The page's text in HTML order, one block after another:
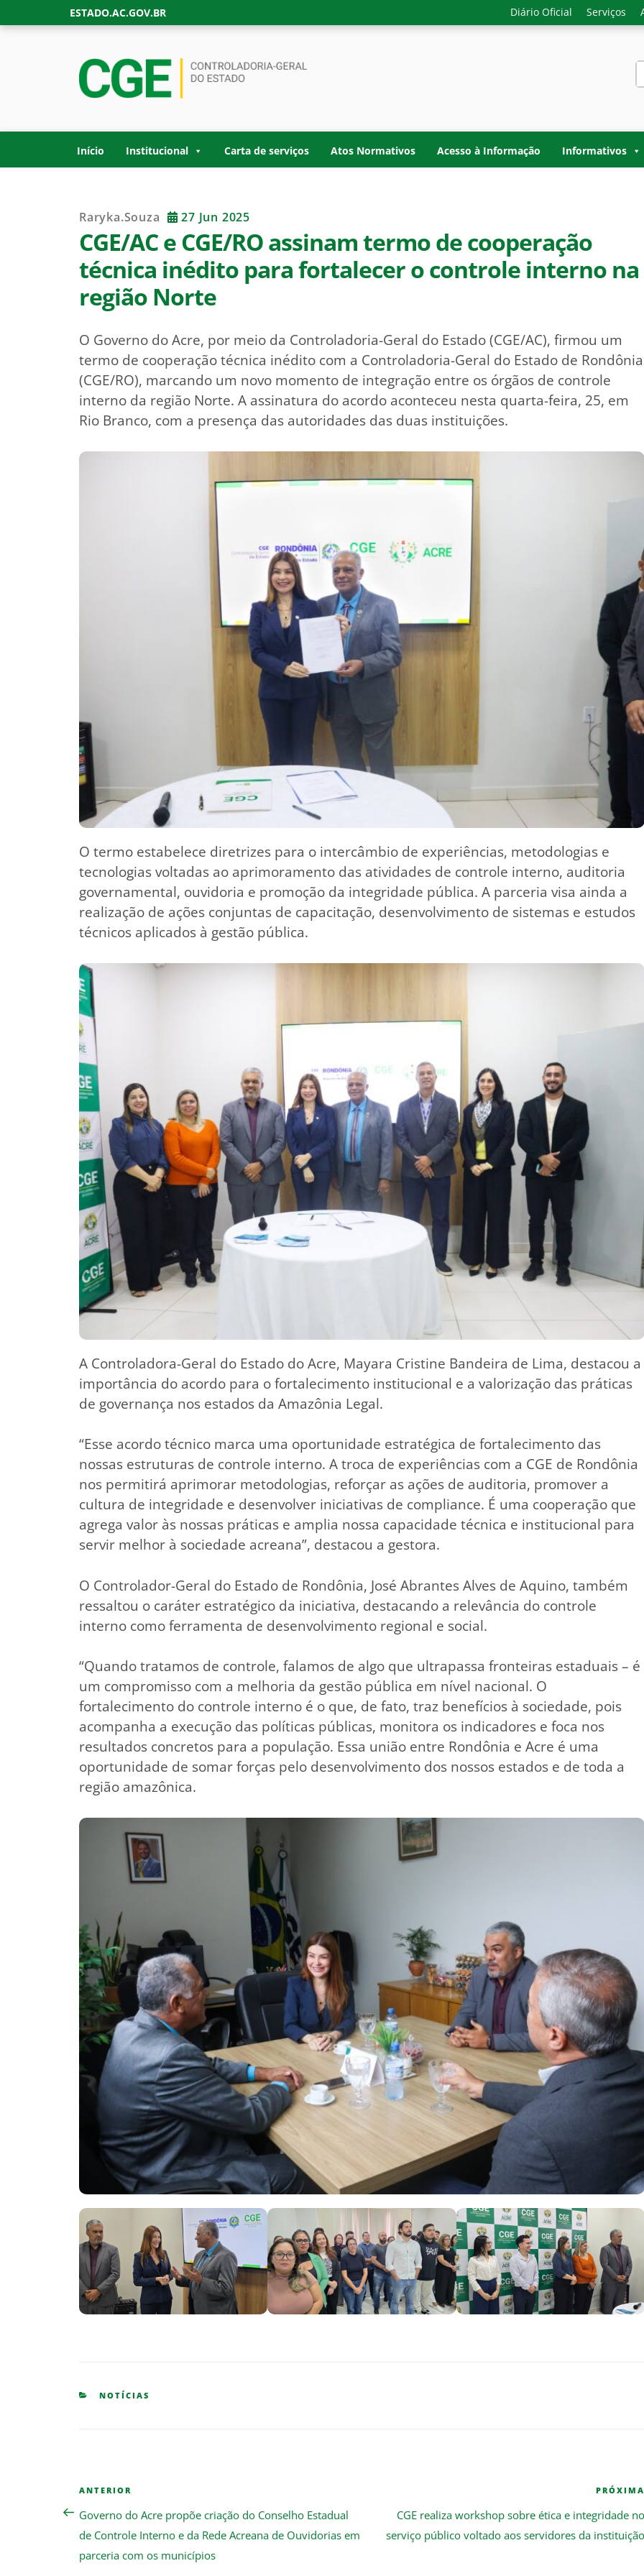
to
ESTADO.AC.GOV.BR Diário Oficial Serviços
GOVERNO DO ESTADO DO ACRE
Início Institucional Carta de serviços Atos Normativos Acesso à Informação Informativos
Raryka.souza 27 Jun 2025
CGE/AC e CGE/RO assinam termo de cooperação
técnica inédito para fortalecer o controle interno na
região Norte
O Governo do Acre, por meio da Controladoria-Geral do Estado (CGE/AC), firmou um
termo de cooperação técnica inédito com a Controladoria-Geral do Estado de Rondônia
(CGE/RO), marcando um novo momento de integração entre os órgãos de controle
interno da região Norte. A assinatura do acordo aconteceu nesta quarta-feira, 25, em
Rio Branco, com a presença das autoridades das duas instituições.
O termo estabelece diretrizes para o intercâmbio de experiências, metodologias e
tecnologias voltadas ao aprimoramento das atividades de controle interno, auditoria
governamental, ouvidoria e promoção da integridade pública. A parceria visa ainda a
realização de ações conjuntas de capacitação, desenvolvimento de sistemas e estudos
técnicos aplicados à gestão pública.
A Controladora-Geral do Estado do Acre, Mayara Cristine Bandeira de Lima, destacou a
importância do acordo para o fortalecimento institucional e a valorização das práticas
de governança nos estados da Amazônia Legal.
“Esse acordo técnico marca uma oportunidade estratégica de fortalecimento das
nossas estruturas de controle interno. A troca de experiências com a CGE de Rondônia
nos permitirá aprimorar metodologias, reforçar as ações de auditoria, promover a
cultura de integridade e desenvolver iniciativas de compliance. É uma cooperação que
agrega valor às nossas práticas e amplia nossa capacidade técnica e institucional para
servir melhor à sociedade acreana”, destacou a gestora.
O Controlador-Geral do Estado de Rondônia, José Abrantes Alves de Aquino, também
ressaltou o caráter estratégico da iniciativa, destacando a relevância do controle
interno como ferramenta de desenvolvimento regional e social.
“Quando tratamos de controle, falamos de algo que ultrapassa fronteiras estaduais – é
um compromisso com a melhoria da gestão pública em nível nacional. O
fortalecimento do controle interno é o que, de fato, traz benefícios à sociedade, pois
acompanha a execução das políticas públicas, monitora os indicadores e foca nos
resultados concretos para a população. Essa união entre Rondônia e Acre é uma
oportunidade de somar forças pelo desenvolvimento dos nossos estados e de toda a
região amazônica.
CATEGORIES
NOTÍCIAS
Navegação
Post
Previous
Post
ANTERIOR
Governo do Acre propõe criação do Conselho Estadual
de Controle Interno e da Rede Acreana de Ouvidorias em
parceria com os municípios
PRÓXIMA
CGE realiza workshop sobre ética e integridade no
serviço público voltado aos servidores da instituição